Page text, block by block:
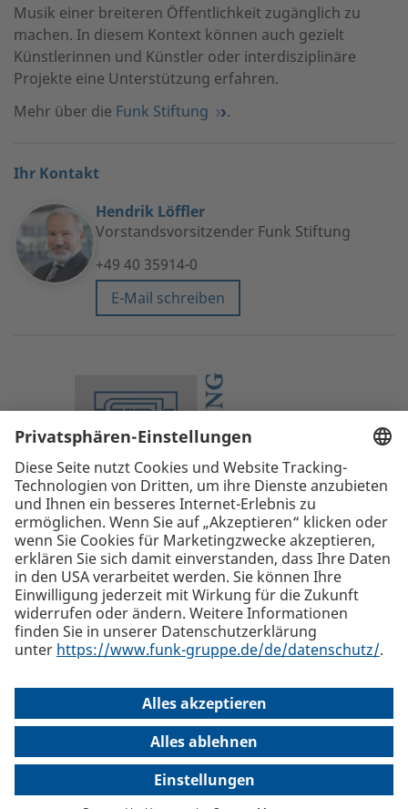
Musik einer breiteren Öffentlichkeit zugänglich zu
machen. In diesem Kontext können auch gezielt
Künstlerinnen und Künstler oder interdisziplinäre
Projekte eine Unterstützung erfahren.
Mehr über die Funk Stiftung .
Ihr Kontakt
Hendrik Löffler
Vorstandsvorsitzender Funk Stiftung
+49 40 35914-0
E-Mail schreiben
Die beste Empfehlung. Funk.
+43 1 58910-0
Standorte
welcome(at)funk-austria.com
Internationaler Versicherungsmakler und Risk Consultant
Sitemap Impressum Haftungsausschluss Datenschutz